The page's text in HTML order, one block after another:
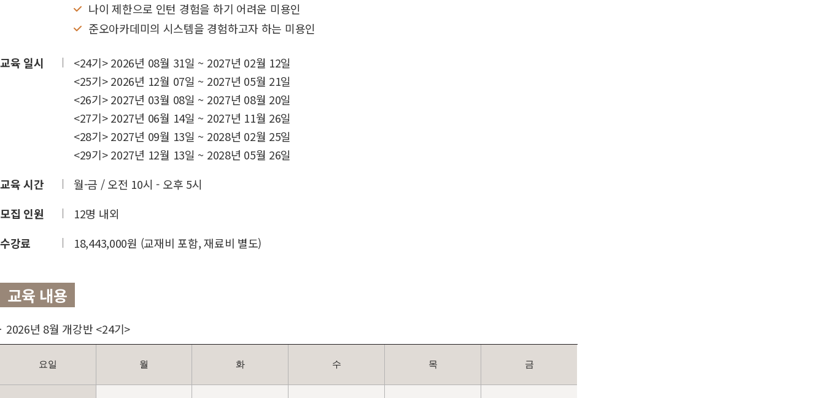
나이 제한으로 인턴 경험을 하기 어려운 미용인
준오아카데미의 시스템을 경험하고자 하는 미용인
교육 일시
<24기> 2026년 08월 31일 ~ 2027년 02월 12일
<25기> 2026년 12월 07일 ~ 2027년 05월 21일
<26기> 2027년 03월 08일 ~ 2027년 08월 20일
<27기> 2027년 06월 14일 ~ 2027년 11월 26일
<28기> 2027년 09월 13일 ~ 2028년 02월 25일
<29기> 2027년 12월 13일 ~ 2028년 05월 26일
교육 시간
월-금 / 오전 10시 - 오후 5시
모집 인원
12명 내외
수강료
18,443,000원 (교재비 포함, 재료비 별도)
교육 내용
2026년 8월 개강반 <24기>
요일 월 화 수 목 금